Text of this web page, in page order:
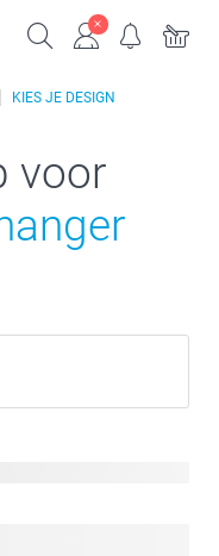
KIES JE DESIGN
voor